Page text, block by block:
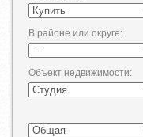
В районе или округе:
Объект недвижимости: